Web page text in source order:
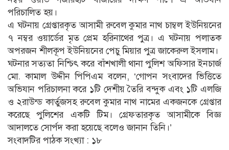
পরিচালিত হয়।
এ ঘটনায় গ্রেপ্তারকৃত আসামী রুবেল কুমার নাথ চাম্বল ইউনিয়নের
৭ নম্বর ওয়ার্ডের মৃত প্রেম হরিনাথের পুত্র। এ ঘটনায় পলাতক
অপরজন শীলকূপ ইউনিয়নের পেচু মিয়ার পুত্র জাকেরুল ইসলাম।
ঘটনার সত্যতা নিশ্চিৎ করে বাঁশখালী থানা পুলিশ অফিসার ইনচার্জ
মো. কামাল উদ্দীন পিপিএম বলেন, ‘গোপন সংবাদের ভিত্তিতে
অভিযান পরিচালনা করে ১টি দেশীয় তৈরি বন্দুক এবং ১টি এলজি
ও ২রাউন্ড কার্তুজসহ রুবেল কুমার নাথ নামের একজনকে গ্রেপ্তার
করেছে পুলিশের একটি টিম। গ্রেফতারকৃত আসামীকে বিজ্ঞ
আদালতে সোর্পদ করা হয়েছে বলেও জানান তিনি।’
সংবাদটির পাঠক সংখ্যা : ১৮